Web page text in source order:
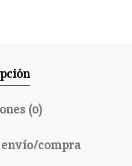
(0)
envío/compra